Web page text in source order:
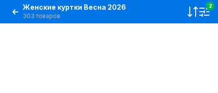
Женские куртки Весна 2026
303 товаров
2